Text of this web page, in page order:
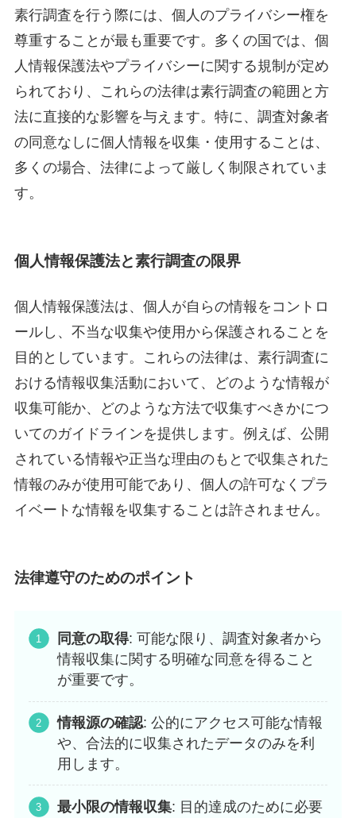
素行調査を行う際には、個人のプライバシー権を
尊重することが最も重要です。多くの国では、個
人情報保護法やプライバシーに関する規制が定め
られており、これらの法律は素行調査の範囲と方
法に直接的な影響を与えます。特に、調査対象者
の同意なしに個人情報を収集・使用することは、
多くの場合、法律によって厳しく制限されていま
す。
個人情報保護法と素行調査の限界
個人情報保護法は、個人が自らの情報をコントロ
ールし、不当な収集や使用から保護されることを
目的としています。これらの法律は、素行調査に
おける情報収集活動において、どのような情報が
収集可能か、どのような方法で収集すべきかにつ
いてのガイドラインを提供します。例えば、公開
されている情報や正当な理由のもとで収集された
情報のみが使用可能であり、個人の許可なくプラ
イベートな情報を収集することは許されません。
法律遵守のためのポイント
同意の取得: 可能な限り、調査対象者から
情報収集に関する明確な同意を得ること
が重要です。
情報源の確認: 公的にアクセス可能な情報
や、合法的に収集されたデータのみを利
用します。
最小限の情報収集: 目的達成のために必要